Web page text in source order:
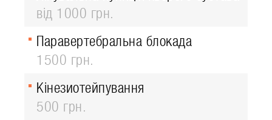
від 1000 грн.
Паравертебральна блокада
1500 грн.
Кінезиотейпування
500 грн.